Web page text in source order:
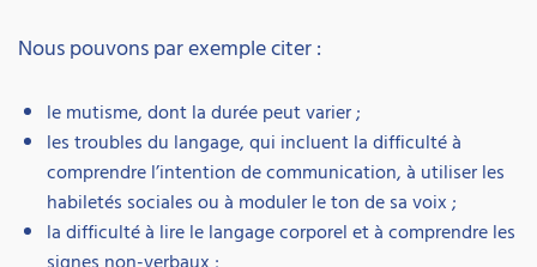
Nous pouvons par exemple citer :
le mutisme, dont la durée peut varier ;
les troubles du langage, qui incluent la difficulté à
comprendre l’intention de communication, à utiliser les
habiletés sociales ou à moduler le ton de sa voix ;
la difficulté à lire le langage corporel et à comprendre les
signes non-verbaux ;